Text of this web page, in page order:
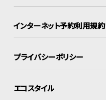
インターネット予約利用規約
プライバシーポリシー
エコスタイル